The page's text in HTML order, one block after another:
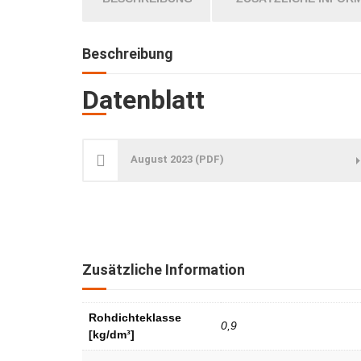
Beschreibung
Datenblatt
August 2023 (PDF)
Zusätzliche Information
Rohdichteklasse
[kg/dm³]
0,9